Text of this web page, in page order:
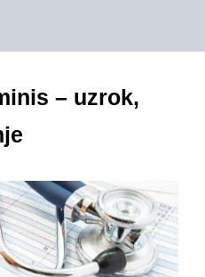
– uzrok,